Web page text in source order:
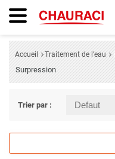
Accueil Traitement de l'eau
Surpression
Trier par :